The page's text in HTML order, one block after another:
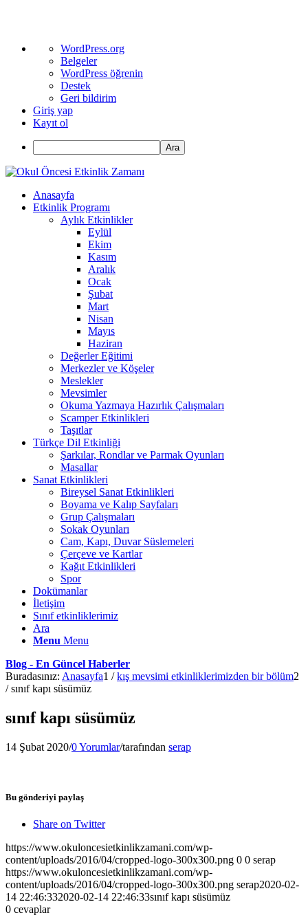
WordPress
hakkında
WordPress.org
Belgeler
WordPress öğrenin
Destek
Geri bildirim
Giriş yap
Kayıt ol
Ara
Anasayfa
Etkinlik Programı
Aylık Etkinlikler
Eylül
Ekim
Kasım
Aralık
Ocak
Şubat
Mart
Nisan
Mayıs
Haziran
Değerler Eğitimi
Merkezler ve Köşeler
Meslekler
Mevsimler
Okuma Yazmaya Hazırlık Çalışmaları
Scamper Etkinlikleri
Taşıtlar
Türkçe Dil Etkinliği
Şarkılar, Rondlar ve Parmak Oyunları
Masallar
Sanat Etkinlikleri
Bireysel Sanat Etkinlikleri
Boyama ve Kalıp Sayfaları
Grup Çalışmaları
Sokak Oyunları
Cam, Kapı, Duvar Süslemeleri
Çerçeve ve Kartlar
Kağıt Etkinlikleri
Spor
Dokümanlar
İletişim
Sınıf etkinliklerimiz
Ara
Menu Menu
Blog - En Güncel Haberler
Buradasınız: Anasayfa1 / kış mevsimi etkinliklerimizden bir bölüm2
/ sınıf kapı süsümüz
sınıf kapı süsümüz
14 Şubat 2020/0 Yorumlar/tarafından serap
Bu gönderiyi paylaş
Share on Twitter
https://www.okuloncesietkinlikzamani.com/wp-
content/uploads/2016/04/cropped-logo-300x300.png 0 0 serap
https://www.okuloncesietkinlikzamani.com/wp-
content/uploads/2016/04/cropped-logo-300x300.png serap2020-02-
14 22:46:332020-02-14 22:46:33sınıf kapı süsümüz
0 cevaplar